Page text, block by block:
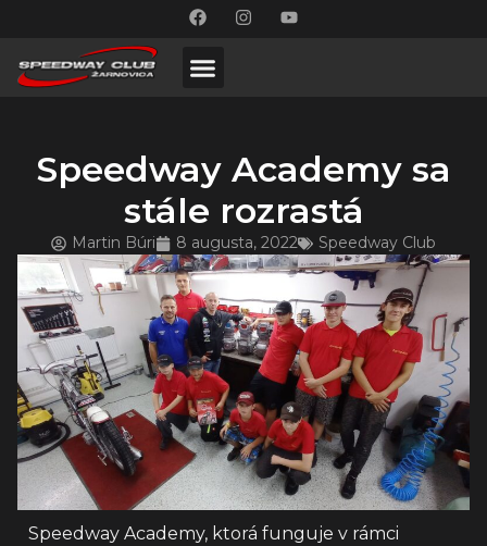
Speedway Academy sa
stále rozrastá
Martin Búri 8 augusta, 2022 Speedway Club
Speedway Academy, ktorá funguje v rámci